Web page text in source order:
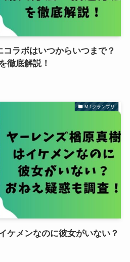
ラボはいつからいつまで？
徹底解説！
M-1グランプリ
ケメンなのに彼女がいない？